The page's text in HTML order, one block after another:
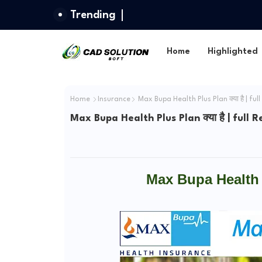
Trending
Home Highlighted
Home Insurance Max Bupa Health Plus Plan क्या है | full
Max Bupa Health Plus Plan क्या है | full
Max Bupa